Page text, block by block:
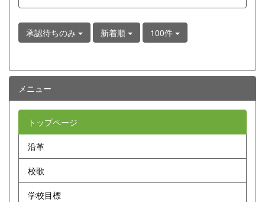
承認待ちのみ 新着順 100件
メニュー
トップページ
沿革
校歌
学校目標